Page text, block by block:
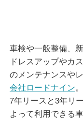
車検や一般整備、
ドレスアップやカ
のメンテナンスや
会社ロードナイン
7年リースと3年リ
よって利用できる